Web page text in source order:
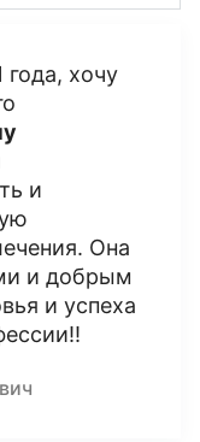
хочу
и
Она
и добрым
и успеха